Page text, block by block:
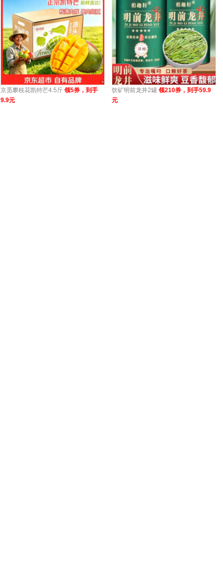
京觅攀枝花凯特芒4.5斤 领5券，到手
9.9元
饮矿明前龙井2罐 领210券，到手59.9
元